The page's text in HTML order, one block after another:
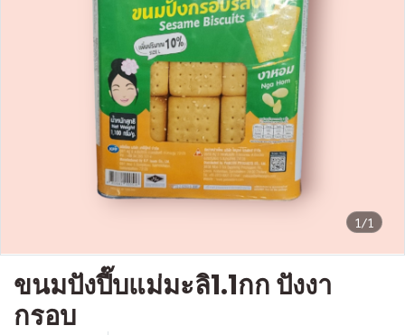
1/1
ขนมปังปี๊บแม่มะลิ1.1กก ปังงา
กรอบ